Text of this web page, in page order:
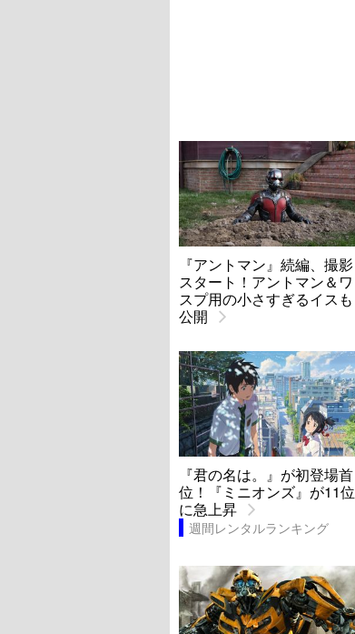
『アントマン』続編、撮影
スタート！アントマン＆ワ
スプ用の小さすぎるイスも
公開
『君の名は。』が初登場首
位！『ミニオンズ』が11位
に急上昇
週間レンタルランキング